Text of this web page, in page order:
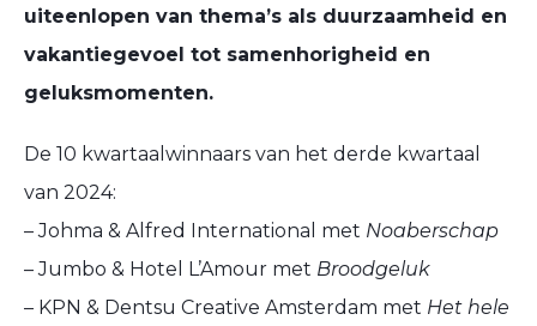
uiteenlopen van thema’s als duurzaamheid en
vakantiegevoel tot samenhorigheid en
geluksmomenten.
De 10 kwartaalwinnaars van het derde kwartaal
van 2024:
– Johma & Alfred International met Noaberschap
– Jumbo & Hotel L’Amour met Broodgeluk
– KPN & Dentsu Creative Amsterdam met Het hele